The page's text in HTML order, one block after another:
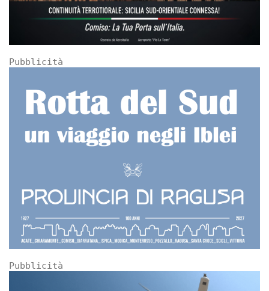
Pubblicità
Pubblicità